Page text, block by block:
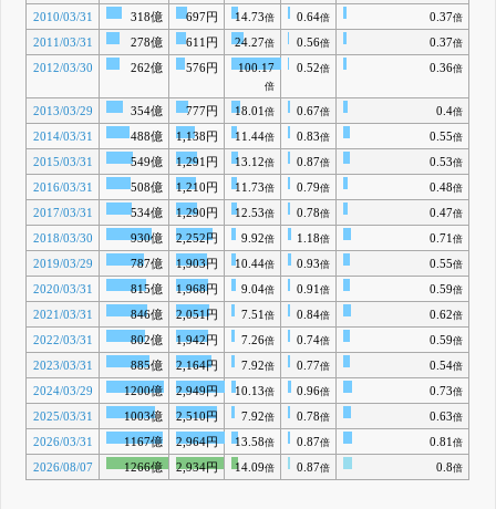
2010/03/31
318億 697円 14.73倍 0.64倍 0.37倍
2011/03/31 278億 611円 24.27倍 0.56倍 0.37倍
2012/03/30 262億 576円 100.17
倍
0.52倍 0.36倍
2013/03/29 354億 777円 18.01 倍 0.67倍 0.4倍
2014/03/31 488億 1,138円 11.44倍 0.83倍 0.55倍
2015/03/31 549億 1,291円 13.12倍 0.87倍 0.53倍
2016/03/31 508億 1,210円 11.73倍 0.79倍 0.48倍
2017/03/31 534億 1,290円 12.53倍 0.78倍 0.47倍
2018/03/30 930億 2,252円 9.92倍 1.18倍 0.71 倍
2019/03/29 787億 1,903円 10.44倍 0.93倍 0.55倍
2020/03/31 815億 1,968円 9.04倍 0.91 倍 0.59倍
2021/03/31 846億 2,051円 7.51 倍 0.84倍 0.62倍
2022/03/31 802億 1,942円 7.26倍 0.74倍 0.59倍
2023/03/31 885億 2,164円 7.92倍 0.77倍 0.54倍
2024/03/29 1200億 2,949円 10.13倍 0.96倍 0.73倍
2025/03/31 1003億 2,510円 7.92倍 0.78倍 0.63倍
2026/03/31 1167億 2,964円 13.58倍 0.87倍 0.81 倍
2026/08/07 1266億 2,934円 14.09倍 0.87倍 0.8倍